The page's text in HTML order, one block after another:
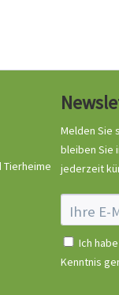
Tierheime
Melden Sie
bleiben Sie
jederzeit
Ich
Kenntnis